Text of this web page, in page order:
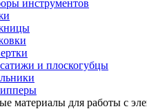
инструментов
и плоскогубцы
материалы для работы с